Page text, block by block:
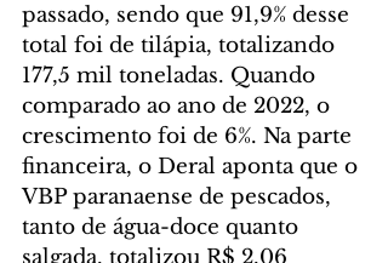
passado, sendo que 91,9% desse
total foi de tilápia, totalizando
177,5 mil toneladas. Quando
comparado ao ano de 2022, o
crescimento foi de 6%. Na parte
financeira, o Deral aponta que o
VBP paranaense de pescados,
tanto de água-doce quanto